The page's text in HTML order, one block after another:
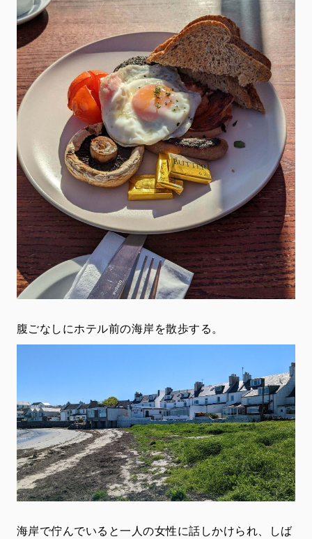
腹ごなしにホテル前の海岸を散歩する。
海岸で佇んでいると一人の女性に話しかけられ、しば